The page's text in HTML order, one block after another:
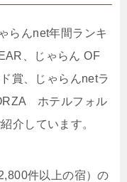
らんnet年間ランキ
、じゃらん OF
賞、じゃらんnetラ
ホテルフォル
介しています。
件以上の宿）の